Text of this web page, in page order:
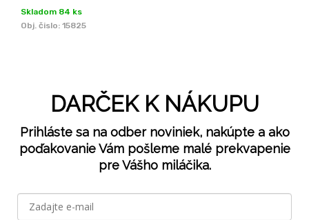
Skladom 84 ks
Obj. čislo: 15825
DARČEK K NÁKUPU
Prihláste sa na odber noviniek, nakúpte a ako
poďakovanie Vám pošleme malé prekvapenie
pre Vášho miláčika.